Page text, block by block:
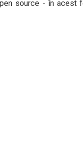
source - în acest